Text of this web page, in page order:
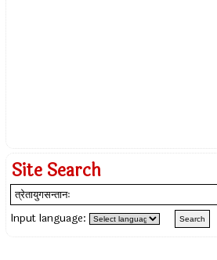
Site Search
Input language: